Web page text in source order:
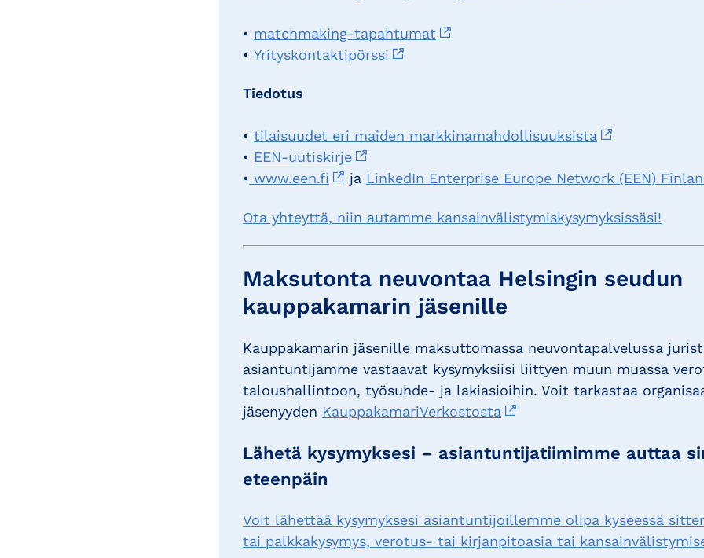
• matchmaking-tapahtumat
• Yrityskontaktipörssi
Tiedotus
• tilaisuudet eri maiden markkinamahdollisuuksista
• EEN-uutiskirje
• www.een.fi ja LinkedIn Enterprise Europe Network (EEN)
Ota yhteyttä, niin autamme kansainvälistymiskysymyksissäsi!
Maksutonta neuvontaa Helsingin seudun
kauppakamarin jäsenille
Kauppakamarin jäsenille maksuttomassa neuvontapalvelussa
asiantuntijamme vastaavat kysymyksiisi liittyen muun muassa
taloushallintoon, työsuhde- ja lakiasioihin. Voit tarkastaa
jäsenyyden KauppakamariVerkostosta
Lähetä kysymyksesi – asiantuntijatiimimme auttaa
eteenpäin
Voit lähettää kysymyksesi asiantuntijoillemme olipa kyseessä
tai palkkakysymys, verotus- tai kirjanpitoasia tai